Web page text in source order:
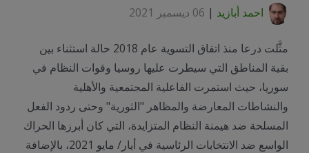
احمد أبازيد | 06 ديسمبر 2021
مثَّلت درعا منذ اتفاق التسوية عام 2018 حالة استثناء بين
بقية المناطق التي سيطرت عليها روسيا وقوات النظام في
سوريا، حيث استمرت الفاعلية المجتمعية والأهلية
والنشاطات المعارضة والمظاهر "الثورية" وحتى ردود الفعل
المسلحة ضد هيمنة النظام المتزايدة، التي كان أبرزها الحراك
الواسع ضد الانتخابات الرئاسية في أيار/ مايو 2021، بالإضافة